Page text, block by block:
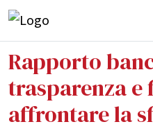
Rapporto
trasparenza e
affrontare la